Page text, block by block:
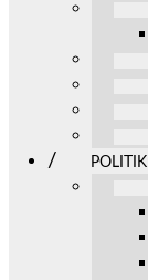
POLITIK